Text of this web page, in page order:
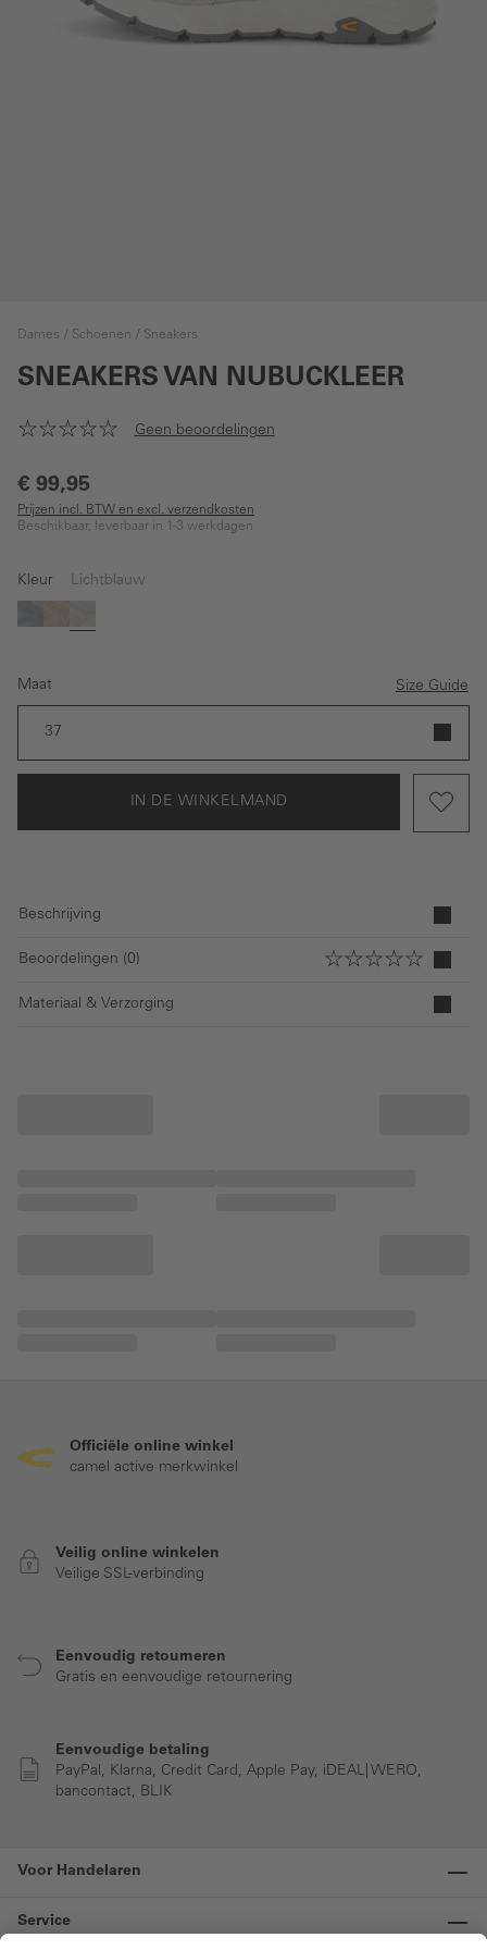
Dames Schoenen Sneakers
SNEAKERS VAN NUBUCKLEER
Geen beoordelingen
€ 99,95
Prijzen incl. BTW en excl. verzendkosten
Beschikbaar, leverbaar in 1-3 werkdagen
Kleur Lichtblauw
GrijsBeigeLichtblauw
Maat Size Guide
37
IN DE WINKELMAND
Beschrijving
Beoordelingen (0)
Materiaal & Verzorging
Officiële online winkel
camel active merkwinkel
Veilig online winkelen
Veilige SSL-verbinding
Eenvoudig retourneren
Gratis en eenvoudige retournering
Eenvoudige betaling
PayPal, Klarna, Credit Card, Apple Pay, iDEAL| WERO,
bancontact, BLIK
Voor Handelaren
Service